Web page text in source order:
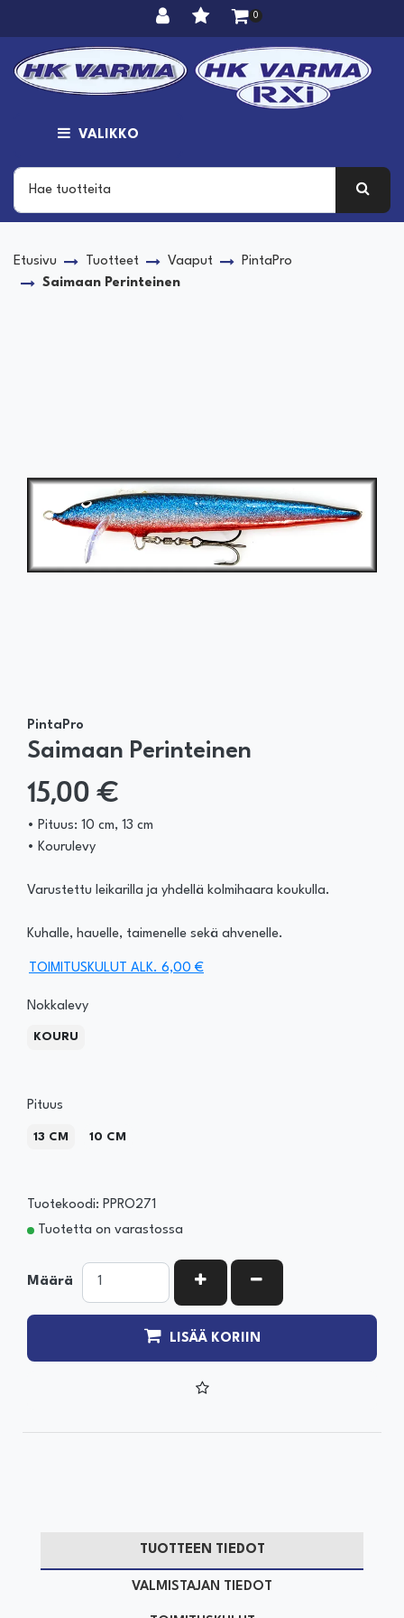
0
VALIKKO
Etusivu Tuotteet Vaaput
PintaPro
Saimaan Perinteinen
PintaPro
Saimaan Perinteinen
15,00 €
• Pituus: 10 cm, 13 cm
• Kourulevy
Varustettu leikarilla ja yhdellä kolmihaara koukulla.
Kuhalle, hauelle, taimenelle sekä ahvenelle.
TOIMITUSKULUT ALK. 6,00 €
Nokkalevy
KOURU
Pituus
13 CM 10 CM
Tuotekoodi: PPRO271
Tuotetta on varastossa
Määrä KASVATA MÄÄRÄÄ
VÄHENNÄ MÄÄRÄÄ
LISÄÄ KORIIN
TUOTTEEN TIEDOT
VALMISTAJAN TIEDOT